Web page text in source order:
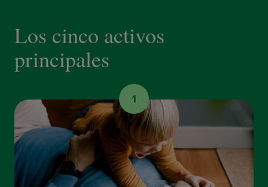
Los cinco activos
principales
1